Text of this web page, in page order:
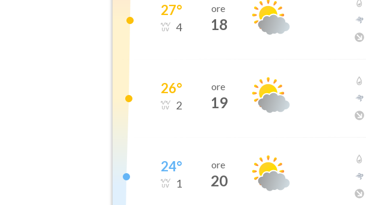
27°
4
ore
18
26°
2
ore
19
24°
1
ore
20